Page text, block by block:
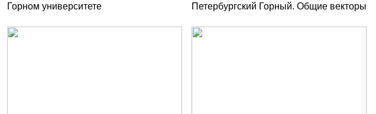
Горном университете
Петербургский Горный. Общие векторы